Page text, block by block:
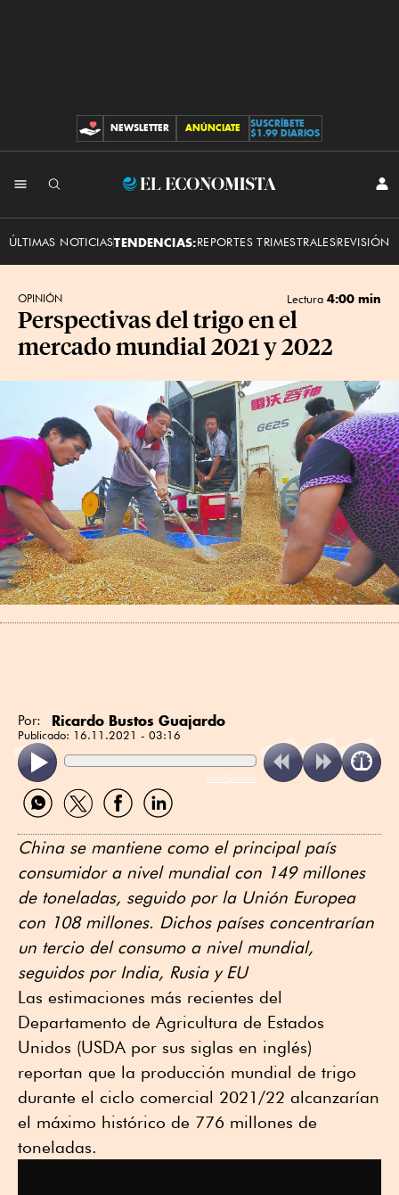
CONTRIBUCIONES
NEWSLETTER ANÚNCIATE
SUSCRÍBETE
$1.99 DIARIOS
El
ÚLTIMAS NOTICIASTENDENCIAS:REPORTES TRIMESTRALESREVISIÓN
OPINIÓN Lectura 4:00 min
Perspectivas del trigo en el
mercado mundial 2021 y 2022
Por: Ricardo Bustos Guajardo
Publicado: 16.11.2021 - 03:16
ReadSpeaker
Compartir
por
Compartir
por
Compartir
por
Compartir
por
China se mantiene como el principal país
consumidor a nivel mundial con 149 millones
de toneladas, seguido por la Unión Europea
con 108 millones. Dichos países concentrarían
un tercio del consumo a nivel mundial,
seguidos por India, Rusia y EU
Las estimaciones más recientes del
Departamento de Agricultura de Estados
Unidos (USDA por sus siglas en inglés)
reportan que la producción mundial de trigo
durante el ciclo comercial 2021/22 alcanzarían
el máximo histórico de 776 millones de
toneladas.